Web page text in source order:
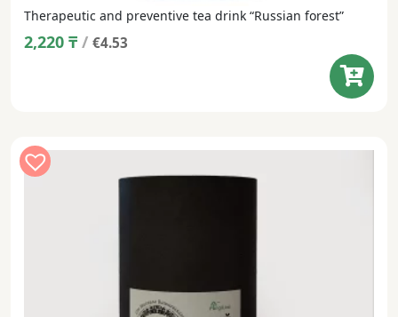
Therapeutic and preventive tea drink “Russian forest”
2,220 ₸ / €4.53